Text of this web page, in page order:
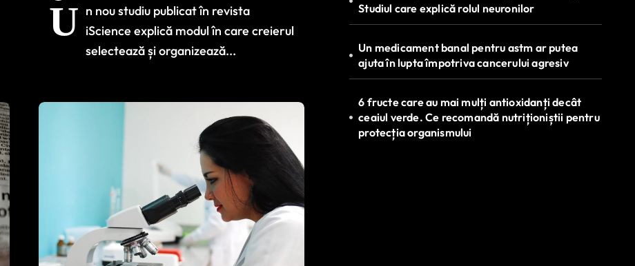
care explică rolul
neuronilor
U n nou studiu publicat în revista
iScience explică modul în care creierul
selectează și organizează...
Studiul care explică rolul neuronilor
Un medicament banal pentru astm ar putea
ajuta în lupta împotriva cancerului agresiv
6 fructe care au mai mulți antioxidanți decât
ceaiul verde. Ce recomandă nutriționiștii pentru
protecția organismului